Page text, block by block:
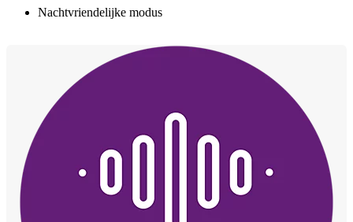
Nachtvriendelijke modus